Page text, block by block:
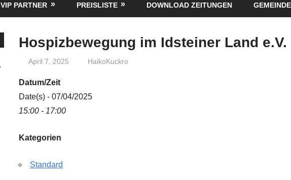
VIP PARTNER PREISLISTE DOWNLOAD ZEITUNGEN
Hospizbewegung im Idsteiner Land e.V.
April 7, 2025 HaikoKuckro
Datum/Zeit
Date(s) - 07/04/2025
15:00 - 17:00
Kategorien
Standard